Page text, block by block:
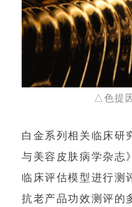
△色提
白金系列相关临床研
与美容皮肤病学杂志
临床评估模型进行测
抗老产品功效测评的